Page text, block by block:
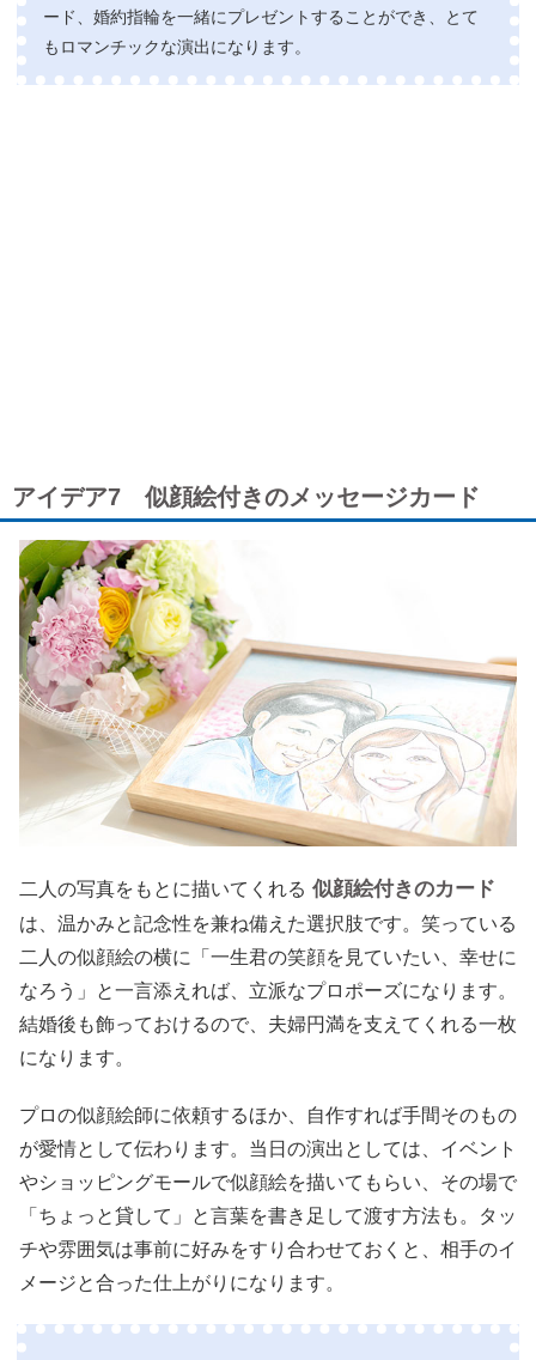
ード、婚約指輪を一緒にプレゼントすることができ、とて
もロマンチックな演出になります。
アイデア7 似顔絵付きのメッセージカード
二人の写真をもとに描いてくれる 似顔絵付きのカード
は、温かみと記念性を兼ね備えた選択肢です。笑っている
二人の似顔絵の横に「一生君の笑顔を見ていたい、幸せに
なろう」と一言添えれば、立派なプロポーズになります。
結婚後も飾っておけるので、夫婦円満を支えてくれる一枚
になります。
プロの似顔絵師に依頼するほか、自作すれば手間そのもの
が愛情として伝わります。当日の演出としては、イベント
やショッピングモールで似顔絵を描いてもらい、その場で
「ちょっと貸して」と言葉を書き足して渡す方法も。タッ
チや雰囲気は事前に好みをすり合わせておくと、相手のイ
メージと合った仕上がりになります。